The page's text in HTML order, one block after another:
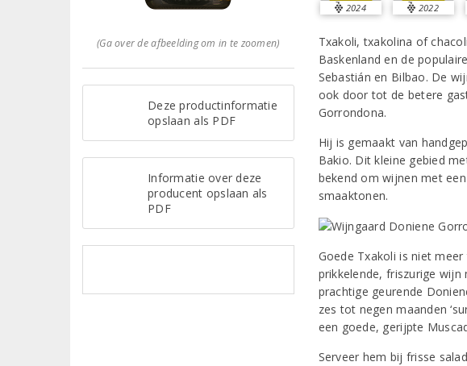
(Ga over de afbeelding om in te zoomen)
Deze productinformatie
opslaan als PDF
Informatie over deze
producent opslaan als
PDF
2024
2022
Txakoli, txakolina of
Baskenland en de
Sebastián en Bilbao. De
ook door tot de betere
Gorrondona.
Hij is gemaakt van
Bakio. Dit kleine gebied
bekend om wijnen met
smaaktonen.
Goede Txakoli is niet
prikkelende, friszurige
prachtige geurende
zes tot negen maanden
een goede, gerijpte
Serveer hem bij frisse